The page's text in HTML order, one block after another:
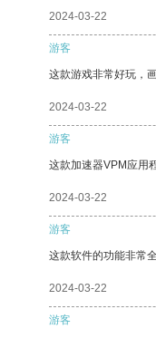
2024-03-22
游客
这款游戏非常好玩，
2024-03-22
游客
这款加速器VPM应用
2024-03-22
游客
这款软件的功能非常
2024-03-22
游客